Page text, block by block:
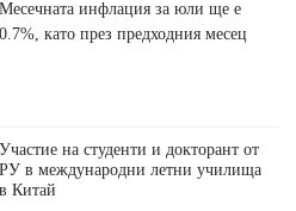
Mесечната инфлация за юли ще е
0.7%, като през предходния месец
Участие на студенти и докторант от
РУ в международни летни училища
в Китай